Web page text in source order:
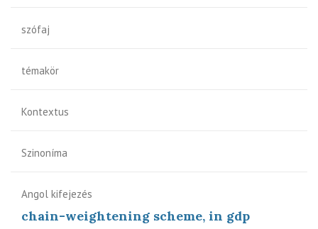
szófaj
témakör
Kontextus
Szinoníma
Angol kifejezés
chain-weightening scheme, in gdp